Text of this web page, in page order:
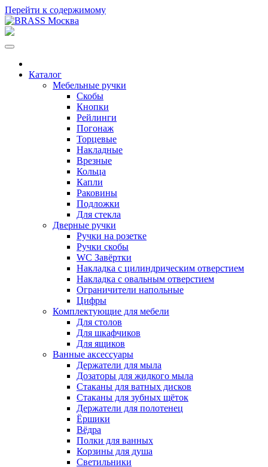
Перейти к содержимому
Каталог
Мебельные ручки
Скобы
Кнопки
Рейлинги
Погонаж
Торцевые
Накладные
Врезные
Кольца
Капли
Раковины
Подложки
Для стекла
Дверные ручки
Ручки на розетке
Ручки скобы
WC Завёртки
Накладка с цилиндрическим отверстием
Накладка с овальным отверстием
Ограничители напольные
Цифры
Комплектующие для мебели
Для столов
Для шкафчиков
Для ящиков
Ванные аксессуары
Держатели для мыла
Дозаторы для жидкого мыла
Стаканы для ватных дисков
Стаканы для зубных щёток
Держатели для полотенец
Ёршики
Вёдра
Полки для ванных
Корзины для душа
Светильники